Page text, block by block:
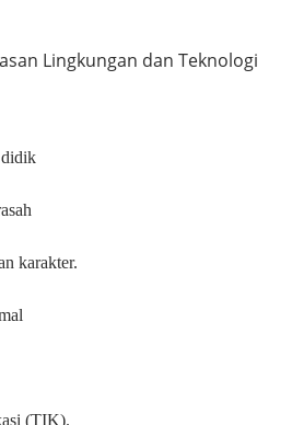
Lingkungan dan Teknologi
didik
karakter.
(TIK).